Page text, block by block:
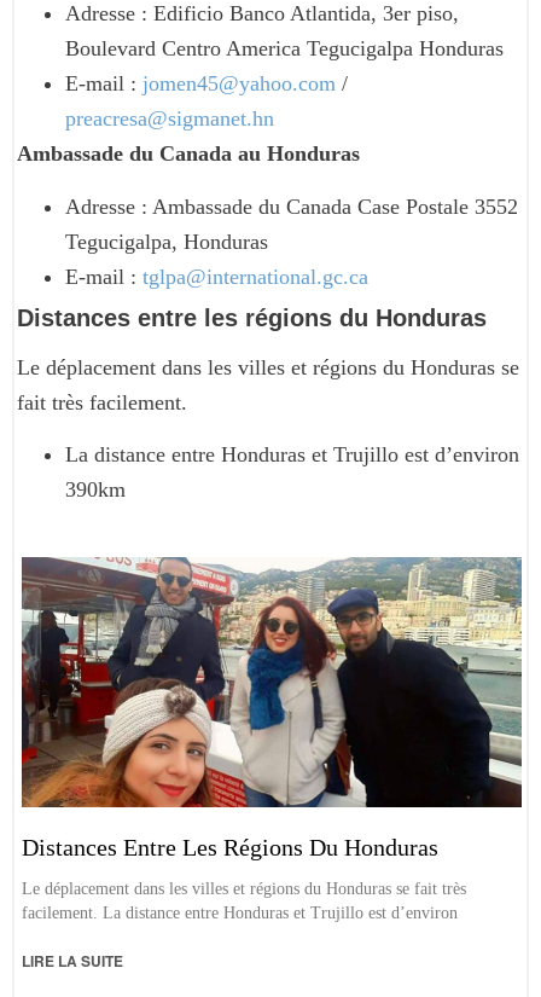
Adresse : Edificio Banco Atlantida, 3er piso,
Boulevard Centro America Tegucigalpa Honduras
E-mail : jomen45@yahoo.com /
preacresa@sigmanet.hn
Ambassade du Canada au Honduras
Adresse : Ambassade du Canada Case Postale 3552
Tegucigalpa, Honduras
E-mail : tglpa@international.gc.ca
Distances entre les régions du Honduras
Le déplacement dans les villes et régions du Honduras se
fait très facilement.
La distance entre Honduras et Trujillo est d’environ
390km
Distances Entre Les Régions Du Honduras
Le déplacement dans les villes et régions du Honduras se fait très
facilement. La distance entre Honduras et Trujillo est d’environ
LIRE LA SUITE